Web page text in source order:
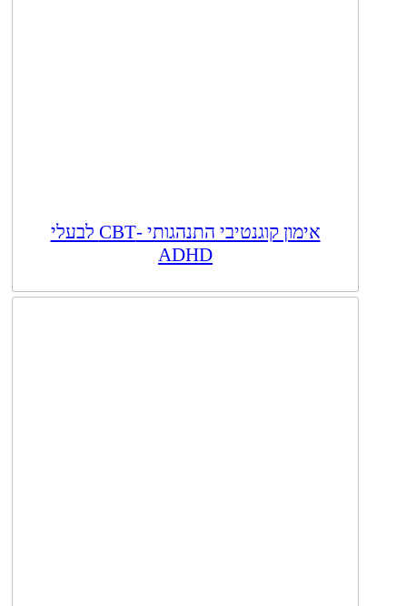
אימון קוגנטיבי התנהגותי -CBT לבעלי
ADHD